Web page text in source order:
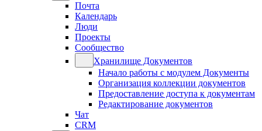
Почта
Календарь
Люди
Проекты
Сообщество
Хранилище Документов
Начало работы с модулем Документы
Организация коллекции документов
Предоставление доступа к документам
Редактирование документов
Чат
CRM